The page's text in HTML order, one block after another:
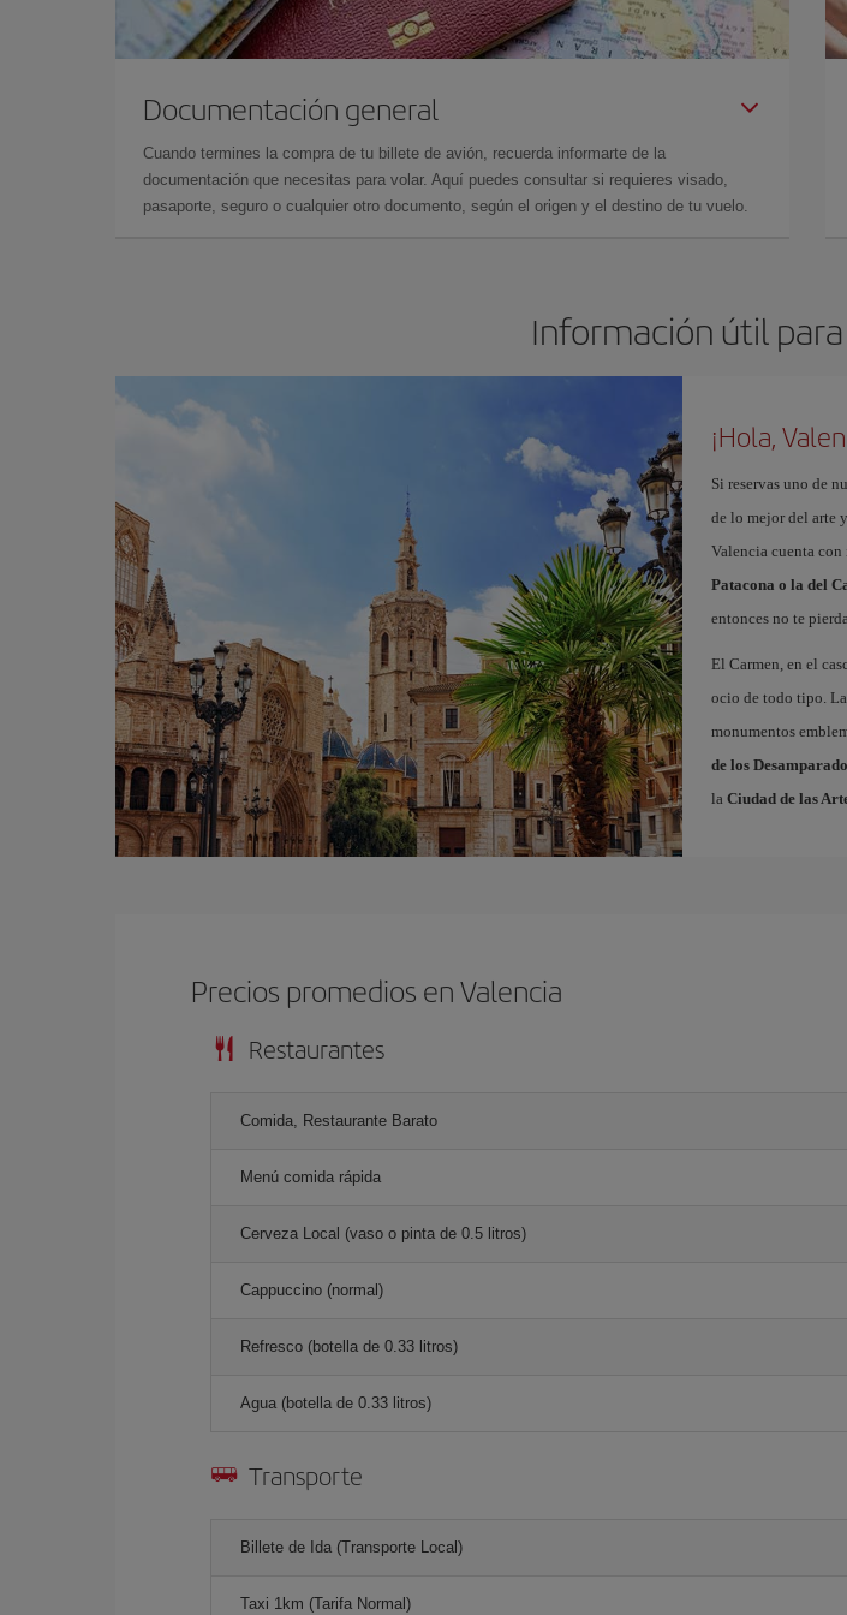
Documentación general
Cuando termines la compra de tu billete de avión, recuerda informarte de la
documentación que necesitas para volar. Aquí puedes consultar si requieres visado,
pasaporte, seguro o cualquier otro documento, según el origen y el destino de tu vuelo.
Información útil
¡Hola,
Si reservas uno de
de lo mejor del arte
Valencia cuenta con
Patacona o la del
entonces no te
El Carmen, en el
ocio de todo tipo. La
monumentos
de los
la Ciudad de las
Precios promedios en Valencia
Restaurantes
Comida, Restaurante Barato
Menú comida rápida
Cerveza Local (vaso o pinta de 0.5 litros)
Cappuccino (normal)
Refresco (botella de 0.33 litros)
Agua (botella de 0.33 litros)
Transporte
Billete de Ida (Transporte Local)
Taxi 1km (Tarifa Normal)